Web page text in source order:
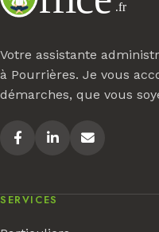
Votre assistante
à Pourrières. Je vous
démarches, que vous
SERVICES